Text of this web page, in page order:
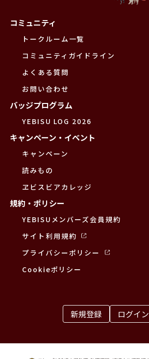
コミュニティ
トークルーム一覧
コミュニティガイドライン
よくある質問
お問い合わせ
バッジプログラム
YEBISU LOG 2026
キャンペーン・イベント
キャンペーン
読みもの
ヱビスビアカレッジ
規約・ポリシー
YEBISUメンバーズ会員規約
サイト利用規約
プライバシーポリシー
Cookieポリシー
新規登録 ログイン